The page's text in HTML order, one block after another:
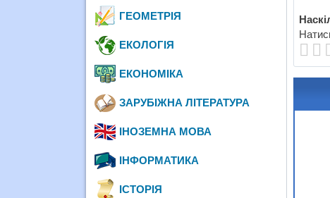
ГЕОМЕТРІЯ
ЕКОЛОГІЯ
ЕКОНОМІКА
ЗАРУБІЖНА ЛІТЕРАТУРА
ІНОЗЕМНА МОВА
ІНФОРМАТИКА
ІСТОРІЯ